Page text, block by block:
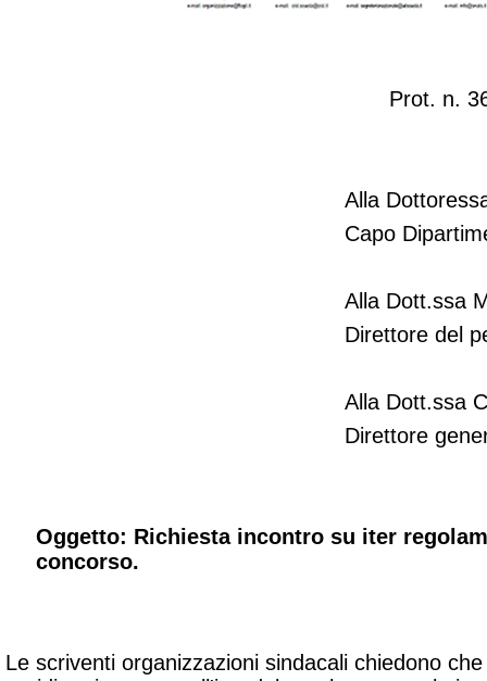
Prot. n.
Alla
Capo
Alla Dott.ssa
Direttore del
Alla Dott.ssa
Direttore
Oggetto: Richiesta incontro su iter
concorso.
Le scriventi organizzazioni sindacali chiedono